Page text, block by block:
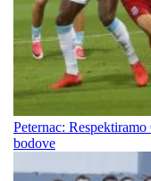
Peternac:
bodove